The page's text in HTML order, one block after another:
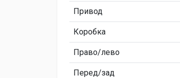
Привод
Коробка
Право/лево
Перед/зад